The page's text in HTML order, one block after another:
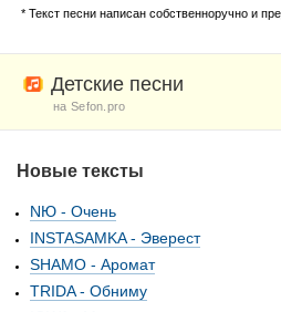
* Текст песни написан собственноручно и
Детские песни
на Sefon.pro
Новые тексты
NЮ - Очень
INSTASAMKA - Эверест
SHAMO - Аромат
TRIDA - Обниму